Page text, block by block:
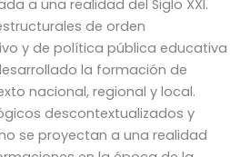
a una realidad del Siglo XXI.
de orden
y de política pública educativa
la formación de
nacional, regional y local.
descontextualizados y
se proyectan a una realidad